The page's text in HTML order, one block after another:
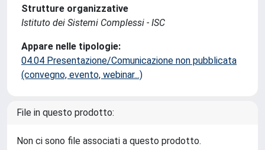
Strutture organizzative
Istituto dei Sistemi Complessi - ISC
Appare nelle tipologie:
04.04 Presentazione/Comunicazione non pubblicata
(convegno, evento, webinar...)
File in questo prodotto:
Non ci sono file associati a questo prodotto.